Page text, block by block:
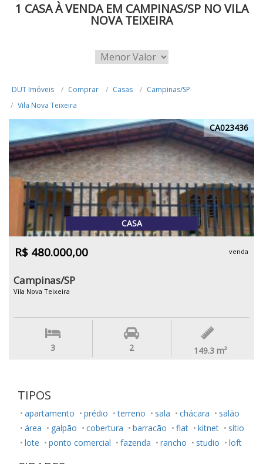
1 CASA À VENDA EM CAMPINAS/SP NO VILA
NOVA TEIXEIRA
DUT Imóveis Comprar Casas
Campinas/SP
Vila Nova Teixeira
CA023436
CASA
R$ 480.000,00 venda
Campinas/SP
Vila Nova Teixeira
3 2 149.3 m²
TIPOS
apartamento prédio terreno sala chácara
salão
área
galpão cobertura barracão flat kitnet
sítio
lote
ponto comercial fazenda rancho studio loft